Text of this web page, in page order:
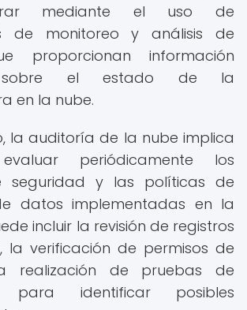
mediante el uso de
de monitoreo y análisis de
proporcionan información
sobre el estado de la
en la nube.
la auditoría de la nube implica
periódicamente los
seguridad y las políticas de
datos implementadas en la
incluir la revisión de registros
la verificación de permisos de
realización de pruebas de
para identificar posibles